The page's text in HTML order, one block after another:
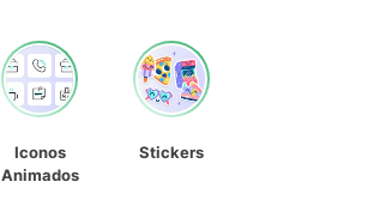
Iconos
Animados
Stickers